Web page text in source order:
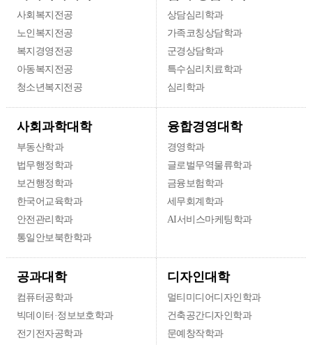
사회복지전공
노인복지전공
복지경영전공
아동복지전공
청소년복지전공
상담심리학과
가족코칭상담학과
군경상담학과
특수심리치료학과
심리학과
사회과학대학
부동산학과
법무행정학과
보건행정학과
한국어교육학과
안전관리학과
통일안보북한학과
융합경영대학
경영학과
글로벌무역물류학과
금융보험학과
세무회계학과
AI서비스마케팅학과
공과대학
컴퓨터공학과
빅데이터·정보보호학과
전기전자공학과
디자인대학
멀티미디어디자인학과
건축공간디자인학과
문예창작학과